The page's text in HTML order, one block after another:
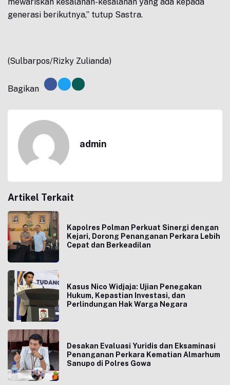
generasi berikutnya,” tutup Sastra.
(Sulbarpos/Rizky Zulianda)
Bagikan
admin
Artikel Terkait
Kapolres Polman Perkuat Sinergi dengan
Kejari, Dorong Penanganan Perkara Lebih
Cepat dan Berkeadilan
Kasus Nico Widjaja: Ujian Penegakan
Hukum, Kepastian Investasi, dan
Perlindungan Hak Warga Negara
Desakan Evaluasi Yuridis dan Eksaminasi
Penanganan Perkara Kematian Almarhum
Sanupo di Polres Gowa